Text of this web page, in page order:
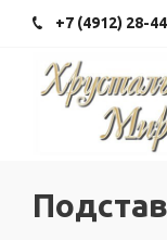
+7 (4912) 28-